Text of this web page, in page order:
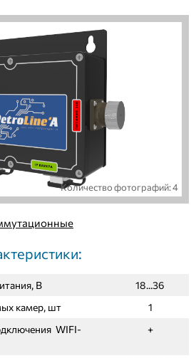
Количество фотографий: 4
В
18...36
камер, шт
1
WIFI-
+